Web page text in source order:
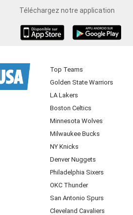
Téléchargez notre application
Top Teams
Golden State Warriors
LA Lakers
Boston Celtics
Minnesota Wolves
Milwaukee Bucks
NY Knicks
Denver Nuggets
Philadelphia Sixers
OKC Thunder
San Antonio Spurs
Cleveland Cavaliers